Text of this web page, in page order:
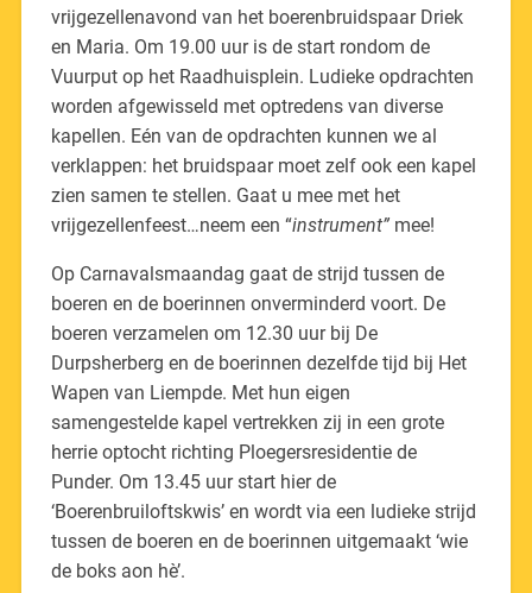
vrijgezellenavond van het boerenbruidspaar Driek
en Maria. Om 19.00 uur is de start rondom de
Vuurput op het Raadhuisplein. Ludieke opdrachten
worden afgewisseld met optredens van diverse
kapellen. Eén van de opdrachten kunnen we al
verklappen: het bruidspaar moet zelf ook een kapel
zien samen te stellen. Gaat u mee met het
vrijgezellenfeest…neem een “instrument”mee!
Op Carnavalsmaandag gaat de strijd tussen de
boeren en de boerinnen onverminderd voort. De
boeren verzamelen om 12.30 uur bij De
Durpsherberg en de boerinnen dezelfde tijd bij Het
Wapen van Liempde. Met hun eigen
samengestelde kapel vertrekken zij in een grote
herrie optocht richting Ploegersresidentie de
Punder. Om 13.45 uur start hier de
‘Boerenbruiloftskwis’ en wordt via een ludieke strijd
tussen de boeren en de boerinnen uitgemaakt ‘wie
de boks aon hè’.